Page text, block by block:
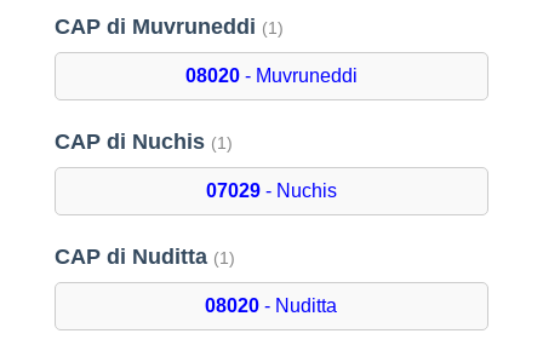
CAP di Muvruneddi (1)
08020- Muvruneddi
CAP di Nuchis (1)
07029- Nuchis
CAP di Nuditta (1)
08020 - Nuditta